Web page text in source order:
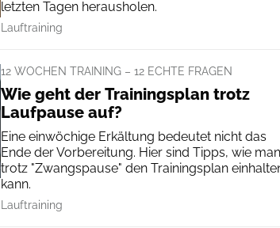
letzten Tagen herausholen.
Lauftraining
12 WOCHEN TRAINING – 12 ECHTE FRAGEN
Wie geht der Trainingsplan trotz
Laufpause auf?
Eine einwöchige Erkältung bedeutet nicht das
Ende der Vorbereitung. Hier sind Tipps, wie man
trotz "Zwangspause" den Trainingsplan
kann.
Lauftraining